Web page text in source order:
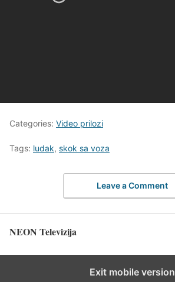
Categories: Video prilozi
Tags: ludak, skok sa voza
Leave a Comment
NEON Televizija
Exit mobile version